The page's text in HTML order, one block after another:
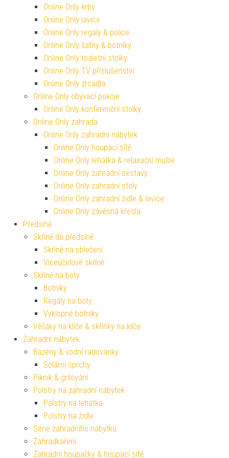
Online Only krby
Online Only lavice
Online Only regály & police
Online Only šatny & botníky
Online Only toaletní stolky
Online Only TV příslušenství
Online Only zrcadla
Online Only obývací pokoje
Online Only konferenční stolky
Online Only zahrada
Online Only zahradní nábytek
Online Only houpací sítě
Online Only lehátka & relaxační mušle
Online Only zahradní sestavy
Online Only zahradní stoly
Online Only zahradní židle & lavice
Online Only závěsná křesla
Předsíně
Skříně do předsíně
Skříně na oblečení
Víceúčelové skříně
Skříně na boty
Botníky
Regály na boty
Výklopné botníky
Věšáky na klíče & skříňky na klíče
Zahradní nábytek
Bazény & vodní radovánky
Solární sprchy
Piknik & grilování
Polstry na zahradní nábytek
Polstry na lehátka
Polstry na židle
Série zahradního nábytku
Zahrádkaření
Zahradní houpačky & houpací sítě